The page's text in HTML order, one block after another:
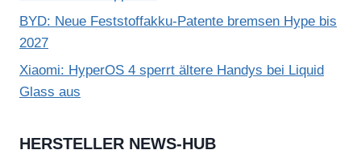
BYD: Neue Feststoffakku-Patente bremsen Hype bis
2027
Xiaomi: HyperOS 4 sperrt ältere Handys bei Liquid
Glass aus
HERSTELLER NEWS-HUB